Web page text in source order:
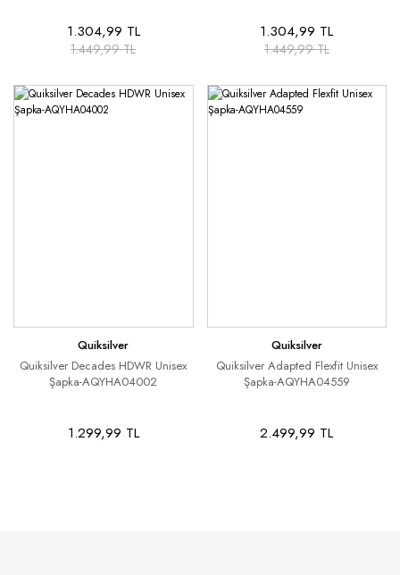
1.304,99 TL
1.449,99 TL
1.304,99 TL
1.449,99 TL
Quiksilver
Quiksilver Decades HDWR Unisex
Şapka-AQYHA04002
1.299,99 TL
Quiksilver
Quiksilver Adapted Flexfit Unisex
Şapka-AQYHA04559
2.499,99 TL